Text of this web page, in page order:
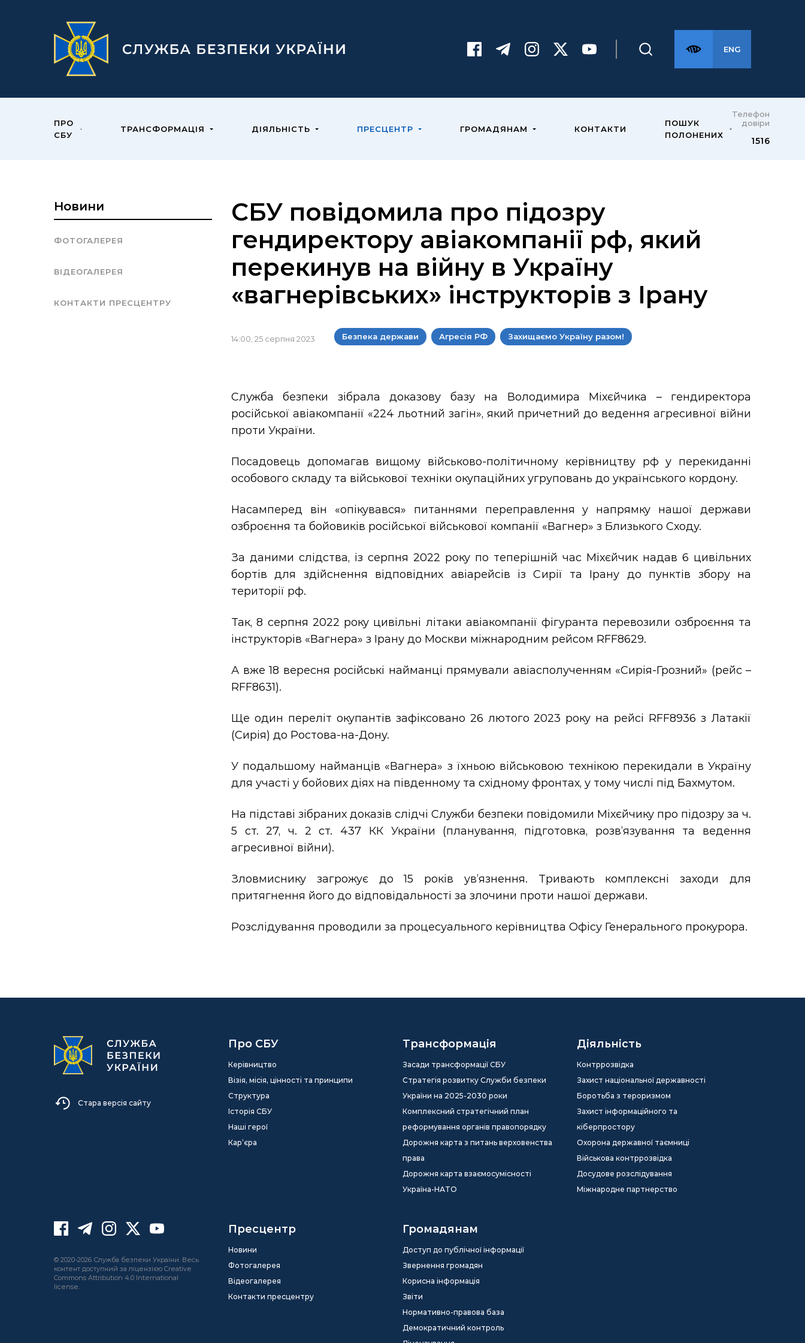
ENG
ПРО
СБУ
ТРАНСФОРМАЦІЯ ДІЯЛЬНІСТЬ ПРЕСЦЕНТР ГРОМАДЯНАМ КОНТАКТИ
ПОШУК
ПОЛОНЕНИХ
Телефон
довіри
1516
Новини
ФОТОГАЛЕРЕЯ
ВІДЕОГАЛЕРЕЯ
КОНТАКТИ ПРЕСЦЕНТРУ
СБУ повідомила про підозру
гендиректору авіакомпанії рф, який
перекинув на війну в Україну
«вагнерівських» інструкторів з Ірану
14:00, 25 серпня 2023 Безпека держави Агресія РФ Захищаємо Україну разом!
Служба безпеки зібрала доказову базу на Володимира Міхєйчика – гендиректора
російської авіакомпанії «224 льотний загін», який причетний до ведення агресивної війни
проти України.
Посадовець допомагав вищому військово-політичному керівництву рф у перекиданні
особового складу та військової техніки окупаційних угруповань до українського кордону.
Насамперед він «опікувався» питаннями переправлення у напрямку нашої держави
озброєння та бойовиків російської військової компанії «Вагнер» з Близького Сходу.
За даними слідства, із серпня 2022 року по теперішній час Міхєйчик надав 6 цивільних
бортів для здійснення відповідних авіарейсів із Сирії та Ірану до пунктів збору на
території рф.
Так, 8 серпня 2022 року цивільні літаки авіакомпанії фігуранта перевозили озброєння та
інструкторів «Вагнера» з Ірану до Москви міжнародним рейсом RFF8629.
А вже 18 вересня російські найманці прямували авіасполученням «Сирія-Грозний» (рейс –
RFF8631).
Ще один переліт окупантів зафіксовано 26 лютого 2023 року на рейсі RFF8936 з Латакії
(Сирія) до Ростова-на-Дону.
У подальшому найманців «Вагнера» з їхньою військовою технікою перекидали в Україну
для участі у бойових діях на південному та східному фронтах, у тому числі під Бахмутом.
На підставі зібраних доказів слідчі Служби безпеки повідомили Міхєйчику про підозру за ч.
5 ст. 27, ч. 2 ст. 437 КК України (планування, підготовка, розв’язування та ведення
агресивної війни).
Зловмиснику загрожує до 15 років ув’язнення. Тривають комплексні заходи для
притягнення його до відповідальності за злочини проти нашої держави.
Розслідування проводили за процесуального керівництва Офісу Генерального прокурора.
Стара версія сайту
Про СБУ
Керівництво
Візія, місія, цінності та принципи
Структура
Історія СБУ
Наші герої
Кар’єра
Трансформація
Засади трансформації СБУ
Стратегія розвитку Служби безпеки
України на 2025-2030 роки
Комплексний стратегічний план
реформування органів правопорядку
Дорожня карта з питань верховенства
права
Дорожня карта взаємосумісності
Україна-НАТО
Діяльність
Контррозвідка
Захист національної державності
Боротьба з тероризмом
Захист інформаційного та
кіберпростору
Охорона державної таємниці
Військова контррозвідка
Досудове розслідування
Міжнародне партнерство
Пресцентр
Новини
Фотогалерея
Відеогалерея
Контакти пресцентру
Громадянам
Доступ до публічної інформації
Звернення громадян
Корисна інформація
Звіти
Нормативно-правова база
Демократичний контроль
© 2020-2026 Служба безпеки України. Весь
контент доступний за ліцензією Creative
Commons Attribution 4.0 International
license.